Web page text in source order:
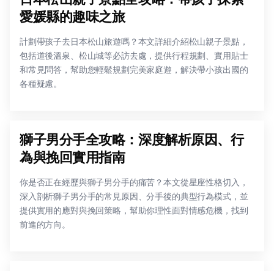
愛媛縣的趣味之旅
計劃帶孩子去日本松山旅遊嗎？本文詳細介紹松山親子景點，
包括道後溫泉、松山城等必訪去處，提供行程規劃、實用貼士
和常見問答，幫助您輕鬆規劃完美家庭遊，解決帶小孩出國的
各種疑慮。
獅子男分手全攻略：深度解析原因、行
為與挽回實用指南
你是否正在經歷與獅子男分手的痛苦？本文從星座性格切入，
深入剖析獅子男分手的常見原因、分手後的典型行為模式，並
提供實用的應對與挽回策略，幫助你理性面對情感危機，找到
前進的方向。